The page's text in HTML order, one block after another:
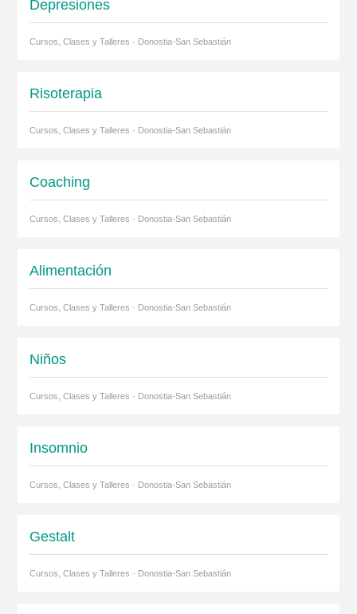
Depresiones
Cursos, Clases y Talleres · Donostia-San Sebastián
Risoterapia
Cursos, Clases y Talleres · Donostia-San Sebastián
Coaching
Cursos, Clases y Talleres · Donostia-San Sebastián
Alimentación
Cursos, Clases y Talleres · Donostia-San Sebastián
Niños
Cursos, Clases y Talleres · Donostia-San Sebastián
Insomnio
Cursos, Clases y Talleres · Donostia-San Sebastián
Gestalt
Cursos, Clases y Talleres · Donostia-San Sebastián